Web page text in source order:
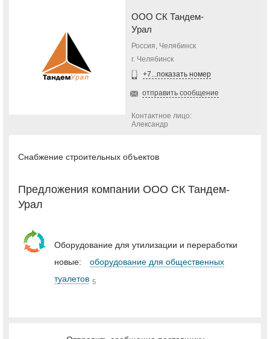
ООО СК Тандем-
Урал
Россия, Челябинск
г. Челябинск
+7...показать номер
отправить сообщение
Контактное лицо:
Александр
Снабжение строительных объектов
Предложения компании ООО СК Тандем-
Урал
Оборудование для утилизации и переработки
новые:
оборудование для общественных
туалетов 5